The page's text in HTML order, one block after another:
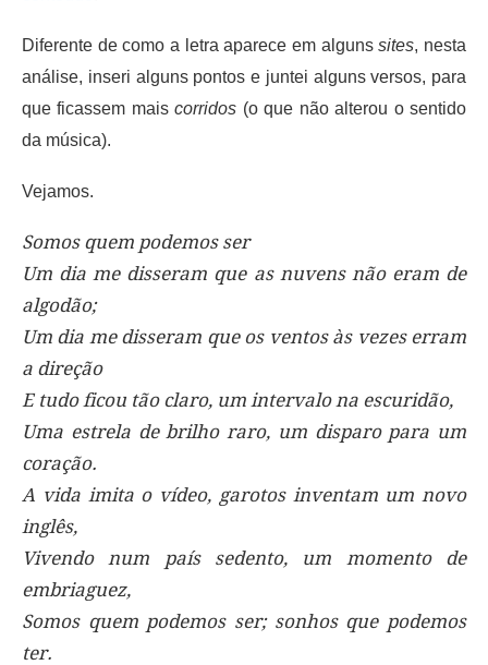
Diferente de como a letra aparece em algunssites, nesta
análise, inseri alguns pontos e juntei alguns versos, para
que ficassem maiscorridos (o que não alterou o sentido
da música).
Vejamos.
Somos quem podemos ser
Um dia me disseram que as nuvens não eram de
algodão;
Um dia me disseram que os ventos às vezes erram
a direção
E tudo ficou tão claro, um intervalo na escuridão,
Uma estrela de brilho raro, um disparo para um
coração.
A vida imita o vídeo, garotos inventam um novo
inglês,
Vivendo num país sedento, um momento de
embriaguez,
Somos quem podemos ser; sonhos que podemos
ter.